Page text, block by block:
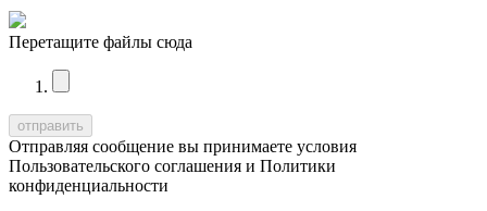
Перетащите файлы сюда
Отправляя сообщение вы принимаете условия
Пользовательского соглашения и Политики
конфиденциальности